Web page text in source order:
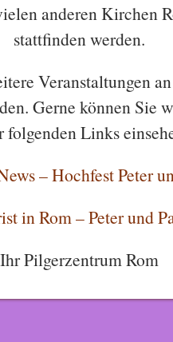
anderen Kirchen
stattfinden werden.
Veranstaltungen
Gerne können Sie
folgenden Links
– Hochfest Peter
in Rom – Peter und
Ihr Pilgerzentrum Rom